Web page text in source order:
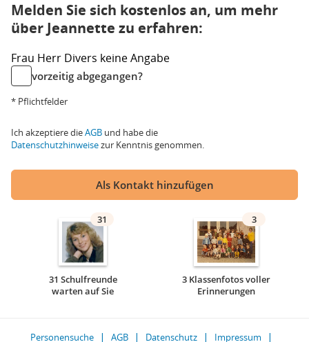
Melden Sie sich kostenlos an, um mehr
über Jeannette zu erfahren:
Frau Herr Divers keine Angabe
vorzeitig abgegangen?
* Pflichtfelder
Ich akzeptiere dieAGB und habe die
Datenschutzhinweisezur Kenntnis genommen.
Als Kontakt hinzufügen
31
31 Schulfreunde
warten auf Sie
3
3 Klassenfotos voller
Erinnerungen
Personensuche AGB Datenschutz Impressum